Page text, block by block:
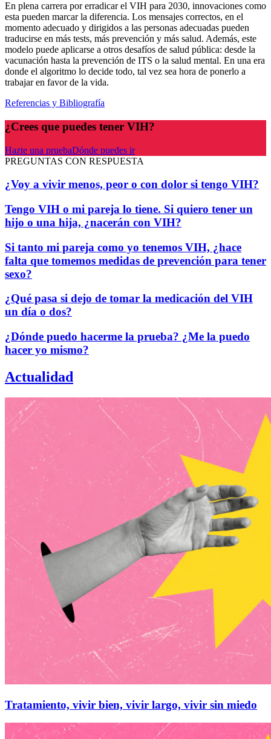
En plena carrera por erradicar el VIH para 2030, innovaciones como
esta pueden marcar la diferencia. Los mensajes correctos, en el
momento adecuado y dirigidos a las personas adecuadas pueden
traducirse en más tests, más prevención y más salud. Además, este
modelo puede aplicarse a otros desafíos de salud pública: desde la
vacunación hasta la prevención de ITS o la salud mental. En una era
donde el algoritmo lo decide todo, tal vez sea hora de ponerlo a
trabajar en favor de la vida.
Referencias y Bibliografía
¿Crees que puedes tener VIH?
Hazte una pruebaDónde puedes ir
PREGUNTAS CON RESPUESTA
¿Voy a vivir menos, peor o con dolor si tengo VIH?
Tengo VIH o mi pareja lo tiene. Si quiero tener un
hijo o una hija, ¿nacerán con VIH?
Si tanto mi pareja como yo tenemos VIH, ¿hace
falta que tomemos medidas de prevención para tener
sexo?
¿Qué pasa si dejo de tomar la medicación del VIH
un día o dos?
¿Dónde puedo hacerme la prueba? ¿Me la puedo
hacer yo mismo?
Actualidad
Tratamiento, vivir bien, vivir largo, vivir sin miedo